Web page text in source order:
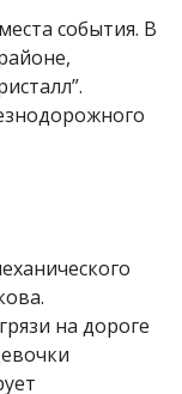
1”
ее чутким
бригады.